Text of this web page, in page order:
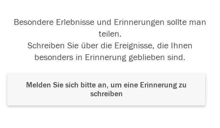
Besondere Erlebnisse und Erinnerungen sollte man
teilen.
Schreiben Sie über die Ereignisse, die Ihnen
besonders in Erinnerung geblieben sind.
Melden Sie sich bitte an, um eine Erinnerung zu
schreiben